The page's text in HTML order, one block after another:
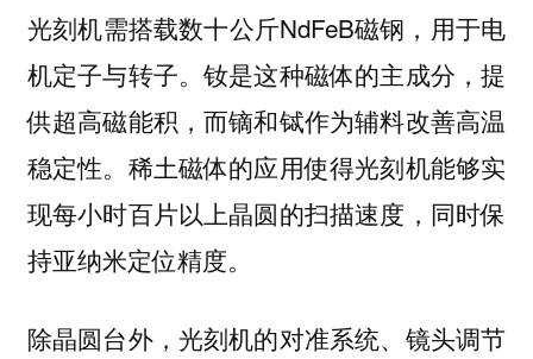
光刻机需搭载数十公斤NdFeB磁钢，用于电
机定子与转子。钕是这种磁体的主成分，提
供超高磁能积，而镝和铽作为辅料改善高温
稳定性。稀土磁体的应用使得光刻机能够实
现每小时百片以上晶圆的扫描速度，同时保
持亚纳米定位精度。
除晶圆台外，光刻机的对准系统、镜头调节